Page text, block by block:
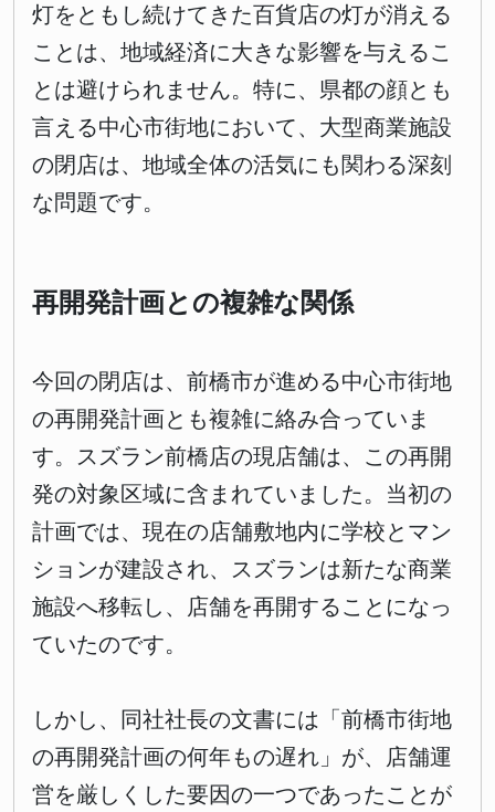
灯をともし続けてきた百貨店の灯が消える
ことは、地域経済に大きな影響を与えるこ
とは避けられません。特に、県都の顔とも
言える中心市街地において、大型商業施設
の閉店は、地域全体の活気にも関わる深刻
な問題です。
再開発計画との複雑な関係
今回の閉店は、前橋市が進める中心市街地
の再開発計画とも複雑に絡み合っていま
す。スズラン前橋店の現店舗は、この再開
発の対象区域に含まれていました。当初の
計画では、現在の店舗敷地内に学校とマン
ションが建設され、スズランは新たな商業
施設へ移転し、店舗を再開することになっ
ていたのです。
しかし、同社社長の文書には「前橋市街地
の再開発計画の何年もの遅れ」が、店舗運
営を厳しくした要因の一つであったことが